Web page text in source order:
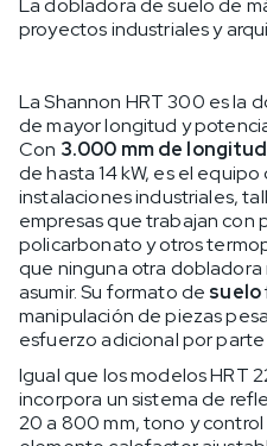
La dobladora de suelo de
proyectos industriales y
La Shannon HRT 300 es la
de mayor longitud y
Con 3.000 mm de
de hasta 14 kW, es el
instalaciones industriales,
empresas que trabajan con
policarbonato y otros
que ninguna otra
asumir. Su formato de suelo
manipulación de piezas
esfuerzo adicional por
Igual que los modelos HRT
incorpora un sistema de
20 a 800 mm, tono y